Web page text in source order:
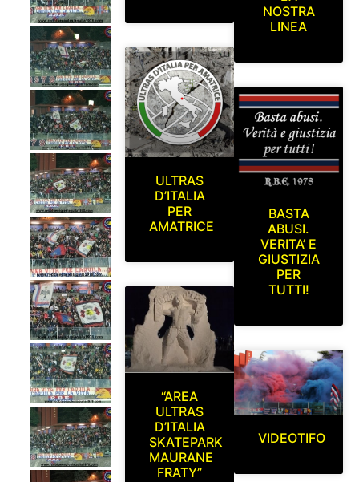
ULTRAS
D’ITALIA
PER
AMATRICE
“AREA
ULTRAS
D’ITALIA
SKATEPARK
MAURANE
FRATY”
NOSTRA
LINEA
BASTA
ABUSI.
VERITA’ E
GIUSTIZIA
PER
TUTTI!
VIDEOTIFO